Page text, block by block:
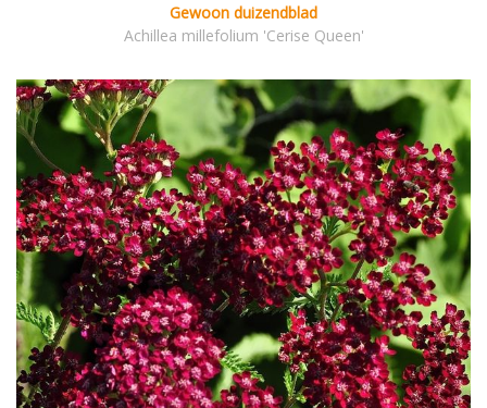
Gewoon duizendblad
Achillea millefolium 'Cerise Queen'